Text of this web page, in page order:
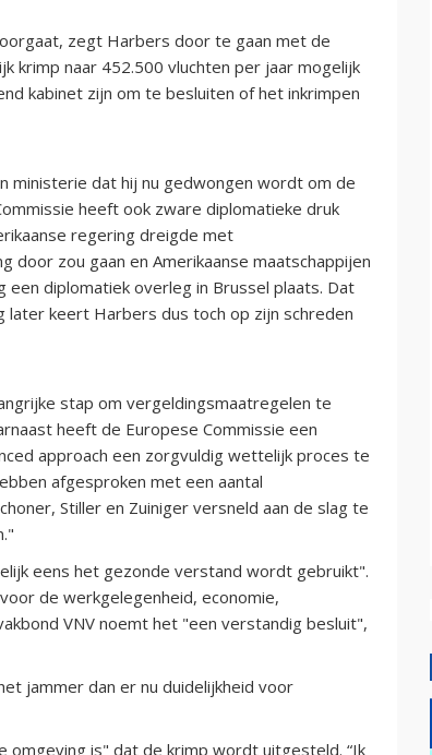
zegt Harbers door te gaan met de
krimp naar 452.500 vluchten per jaar mogelijk
kabinet zijn om te besluiten of het inkrimpen
ministerie dat hij nu gedwongen wordt om de
heeft ook zware diplomatieke druk
regering dreigde met
zou gaan en Amerikaanse maatschappijen
diplomatiek overleg in Brussel plaats. Dat
keert Harbers dus toch op zijn schreden
stap om vergeldingsmaatregelen te
heeft de Europese Commissie een
approach een zorgvuldig wettelijk proces te
afgesproken met een aantal
Stiller en Zuiniger versneld aan de slag te
eens het gezonde verstand wordt gebruikt".
de werkgelegenheid, economie,
VNV noemt het "een verstandig besluit",
jammer dan er nu duidelijkheid voor
is" dat de krimp wordt uitgesteld. “Ik